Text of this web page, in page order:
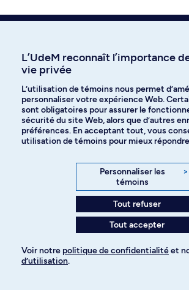
sujet
Voyez les thèses ou mémoires dans
Besoin d’info sur
l’admission?
L’UdeM reconnaît l’importance
vie privée
L’utilisation de témoins nous permet
personnaliser votre expérience Web.
sont obligatoires pour assurer le
sécurité du site Web, alors que d’autres
préférences. En acceptant tout, vous
utilisation de témoins pour mieux
Personnaliser les
témoins
>
Tout refuser
Tout accepter
Voir notre politique de confidentialitéet
d’utilisation.